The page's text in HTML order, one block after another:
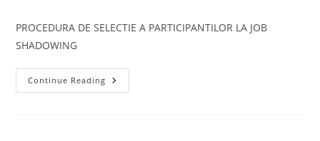
PROCEDURA DE SELECTIE A PARTICIPANTILOR LA JOB
SHADOWING
Continue Reading PROCEDURĂ
DE